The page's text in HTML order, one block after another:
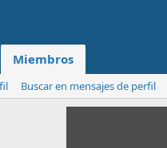
Miembros
Buscar en mensajes de perfil